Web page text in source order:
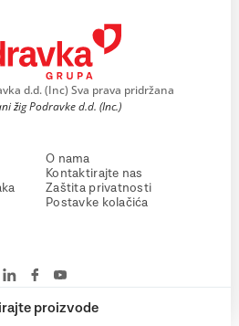
proizvode
d.d. (Inc) Sva prava pridržana
žig Podravke d.d. (Inc.)
O nama
Kontaktirajte nas
Zaštita privatnosti
Postavke kolačića